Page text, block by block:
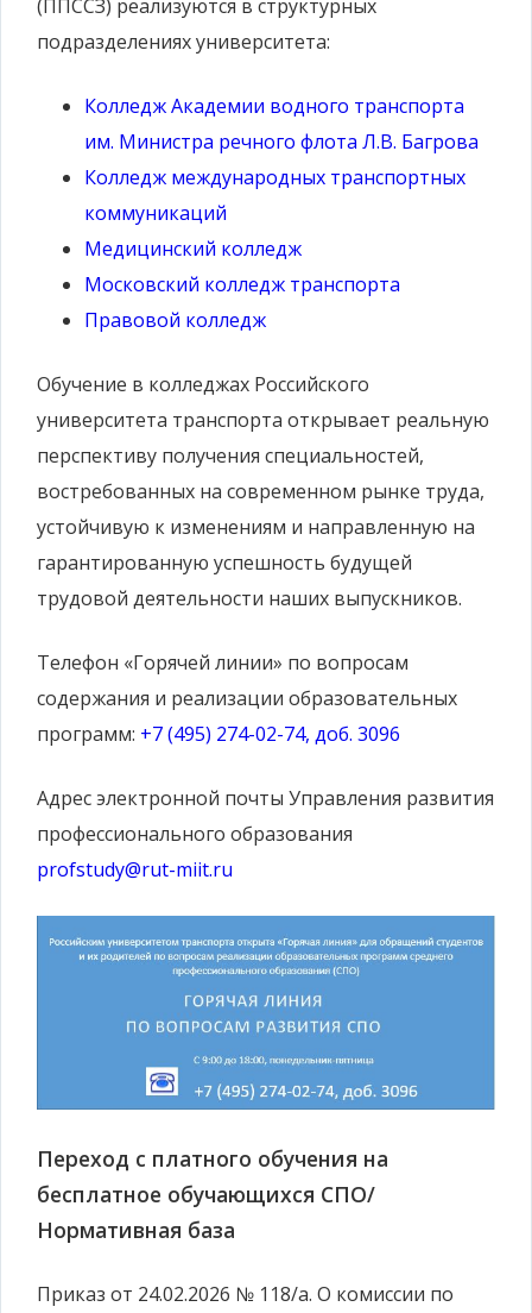
(ППССЗ) реализуются в структурных
подразделениях университета:
Колледж Академии водного транспорта
им. Министра речного флота Л.В. Багрова
Колледж международных транспортных
коммуникаций
Медицинский колледж
Московский колледж транспорта
Правовой колледж
Обучение в колледжах Российского
университета транспорта открывает реальную
перспективу получения специальностей,
востребованных на современном рынке труда,
устойчивую к изменениям и направленную на
гарантированную успешность будущей
трудовой деятельности наших выпускников.
Телефон «Горячей линии» по вопросам
содержания и реализации образовательных
программ: +7 (495) 274-02-74, доб. 3096
Адрес электронной почты Управления развития
профессионального образования
profstudy@rut-miit.ru
Переход с платного обучения на
бесплатное обучающихся СПО/
Нормативная база
Приказ от 24.02.2026 № 118/а. О комиссии по